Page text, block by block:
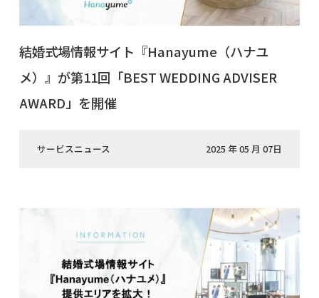
結婚式場情報サイト『Hanayume（ハナユ
メ）』が第11回「BEST WEDDING ADVISER
AWARD」を開催
サービスニュース 2025 年 05 月 07日